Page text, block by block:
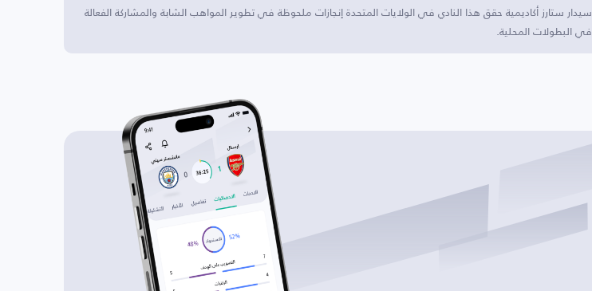
سيدار ستارز أكاديمية حقق هذا النادي في الولايات المتحدة إنجازات ملحوظة في تطوير المواهب الشابة والمشاركة الفعالة
في البطولات المحلية.